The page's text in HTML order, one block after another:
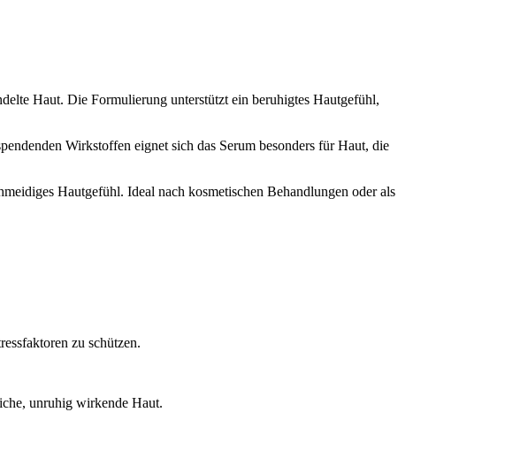
Haut. Die Formulierung unterstützt ein beruhigtes Hautgefühl,
Wirkstoffen eignet sich das Serum besonders für Haut, die
Hautgefühl. Ideal nach kosmetischen Behandlungen oder als
zu schützen.
unruhig wirkende Haut.